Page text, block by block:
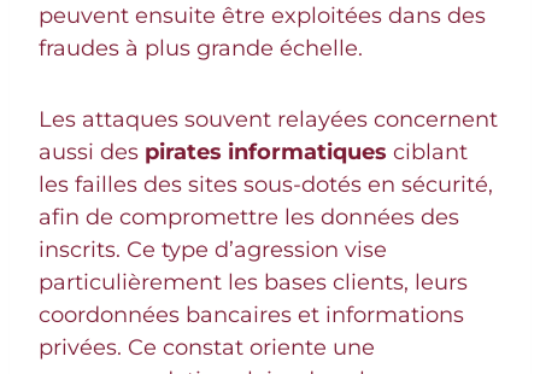
peuvent ensuite être exploitées dans des
fraudes à plus grande échelle.
Les attaques souvent relayées concernent
aussi des pirates informatiques ciblant
les failles des sites sous-dotés en sécurité,
afin de compromettre les données des
inscrits. Ce type d’agression vise
particulièrement les bases clients, leurs
coordonnées bancaires et informations
privées. Ce constat oriente une